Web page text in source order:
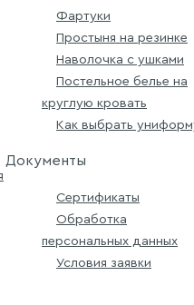
Фартуки
Простыня на резинке
Наволочка с ушками
Постельное белье на
круглую кровать
Как выбрать
Документы
Сертификаты
Обработка
персональных данных
Условия заявки